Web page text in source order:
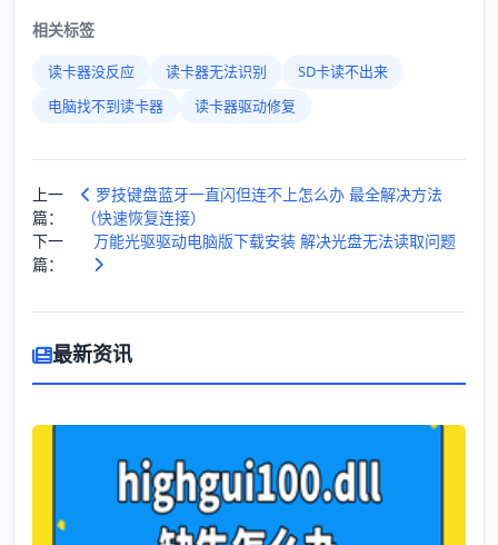
相关标签
读卡器没反应 读卡器无法识别
SD卡读不出来
电脑找不到读卡器
读卡器驱动修复
上一
篇：
罗技键盘蓝牙一直闪但连不上怎么办 最全解决方法
（快速恢复连接）
下一
篇：
万能光驱驱动电脑版下载安装 解决光盘无法读取问题
最新资讯